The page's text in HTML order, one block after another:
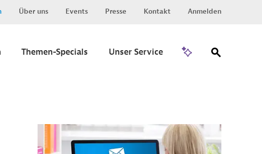
Über uns Events Presse Kontakt Anmelden
Themen-Specials Unser Service